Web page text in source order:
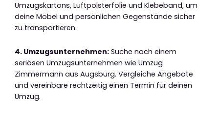
Umzugskartons, Luftpolsterfolie und Klebeband, um
deine Möbel und persönlichen Gegenstände sicher
zu transportieren.
4. Umzugsunternehmen: Suche nach einem
seriösen Umzugsunternehmen wie Umzug
Zimmermann aus Augsburg. Vergleiche Angebote
und vereinbare rechtzeitig einen Termin für deinen
Umzug.